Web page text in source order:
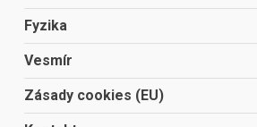
Fyzika
Vesmír
Zásady cookies (EU)